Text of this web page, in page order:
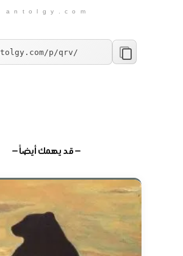
a n t o l g y . c o m
— قد يهمك أيضاً —